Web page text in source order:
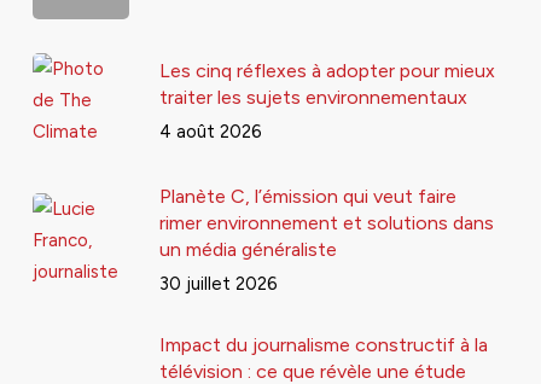
Les cinq réflexes à adopter pour mieux
traiter les sujets environnementaux
4 août 2026
Planète C, l’émission qui veut faire
rimer environnement et solutions dans
un média généraliste
30 juillet 2026
Impact du journalisme constructif à la
télévision : ce que révèle une étude